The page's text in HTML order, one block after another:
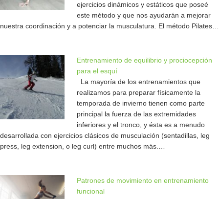
ejercicios dinámicos y estáticos que poseé
este método y que nos ayudarán a mejorar
nuestra coordinación y a potenciar la musculatura. El método Pilates…
Entrenamiento de equilibrio y prociocepción
para el esquí
La mayoría de los entrenamientos que
realizamos para preparar físicamente la
temporada de invierno tienen como parte
principal la fuerza de las extremidades
inferiores y el tronco, y ésta es a menudo
desarrollada con ejercicios clásicos de musculación (sentadillas, leg
press, leg extension, o leg curl) entre muchos más.…
Patrones de movimiento en entrenamiento
funcional